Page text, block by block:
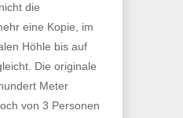
die
eine Kopie, im
Höhle bis auf
Die originale
Meter
von 3 Personen